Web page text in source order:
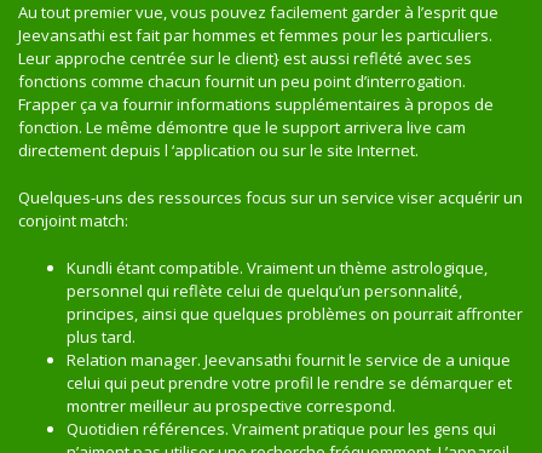
Au tout premier vue, vous pouvez facilement garder à l’esprit que
Jeevansathi est fait par hommes et femmes pour les particuliers.
Leur approche centrée sur le client} est aussi reflété avec ses
fonctions comme chacun fournit un peu point d’interrogation.
Frapper ça va fournir informations supplémentaires à propos de
fonction. Le même démontre que le support arrivera live cam
directement depuis l ‘application ou sur le site Internet.
Quelques-uns des ressources focus sur un service viser acquérir un
conjoint match:
Kundli étant compatible. Vraiment un thème astrologique,
personnel qui reflète celui de quelqu’un personnalité,
principes, ainsi que quelques problèmes on pourrait affronter
plus tard.
Relation manager. Jeevansathi fournit le service de a unique
celui qui peut prendre votre profil le rendre se démarquer et
montrer meilleur au prospective correspond.
Quotidien références. Vraiment pratique pour les gens qui